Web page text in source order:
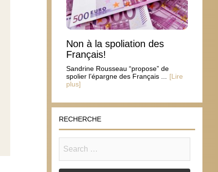
Non à la spoliation des
Français!
Sandrine Rousseau “propose” de
spolier l’épargne des Français ...
[Lire
plus]
RECHERCHE